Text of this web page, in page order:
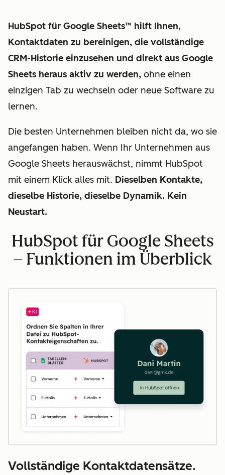
HubSpot für Google Sheets™ hilft Ihnen,
Kontaktdaten zu bereinigen, die vollständige
CRM-Historie einzusehen und direkt aus Google
Sheets heraus aktiv zu werden, ohne einen
einzigen Tab zu wechseln oder neue Software zu
lernen.
Die besten Unternehmen bleiben nicht da, wo sie
angefangen haben. Wenn Ihr Unternehmen aus
Google Sheets herauswächst, nimmt HubSpot
mit einem Klick alles mit. Dieselben Kontakte,
dieselbe Historie, dieselbe Dynamik. Kein
Neustart.
HubSpot für Google Sheets
– Funktionen im Überblick
Vollständige Kontaktdatensätze.